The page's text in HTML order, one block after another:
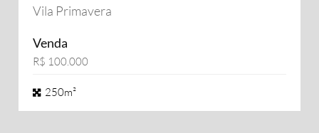
Vila Primavera
Venda
R$ 100.000
250m²